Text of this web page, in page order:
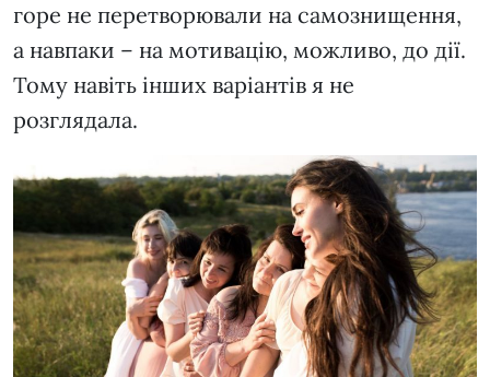
горе не перетворювали на самознищення,
а навпаки – на мотивацію, можливо, до дії.
Тому навіть інших варіантів я не
розглядала.